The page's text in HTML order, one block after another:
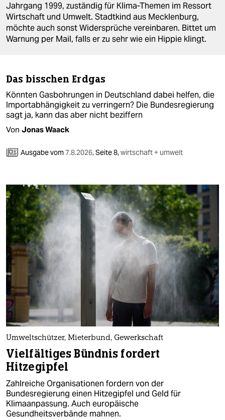
nord
wahrheit
verlag
veranstaltungen
shop
unterstützen
genossenschaft
epaper login
Jahrgang 1999, zuständig für Klima-Themen im Ressort
Wirtschaft und Umwelt. Stadtkind aus Mecklenburg,
möchte auch sonst Widersprüche vereinbaren. Bittet um
Warnung per Mail, falls er zu sehr wie ein Hippie klingt.
Das bisschen Erdgas
Könnten Gasbohrungen in Deutschland dabei helfen, die
Importabhängigkeit zu verringern? Die Bundesregierung
sagt ja, kann das aber nicht beziffern
Von Jonas Waack
Ausgabe vom7.8.2026,Seite 8,wirtschaft + umwelt
Umweltschützer, Mieterbund, Gewerkschaft
Vielfältiges Bündnis fordert
Hitzegipfel
Zahlreiche Organisationen fordern von der
Bundesregierung einen Hitzegipfel und Geld für
Klimaanpassung. Auch europäische
Gesundheitsverbände mahnen.